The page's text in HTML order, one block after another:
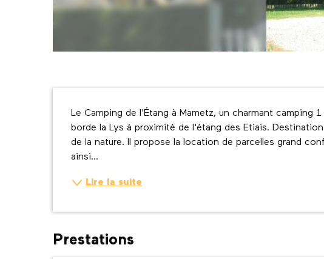
Description
Le Camping de l'Étang à Mametz, un charmant camping
borde la Lys à proximité de l'étang des Etiais.
de la nature. Il propose la location de parcelles grand
ainsi...
Lire la suite
Prestations